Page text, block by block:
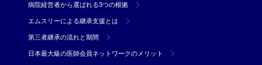
病院経営者から選ばれる3つの根拠
エムスリーによる継承支援とは
第三者継承の流れと期間
日本最大級の医師会員ネットワークのメリット